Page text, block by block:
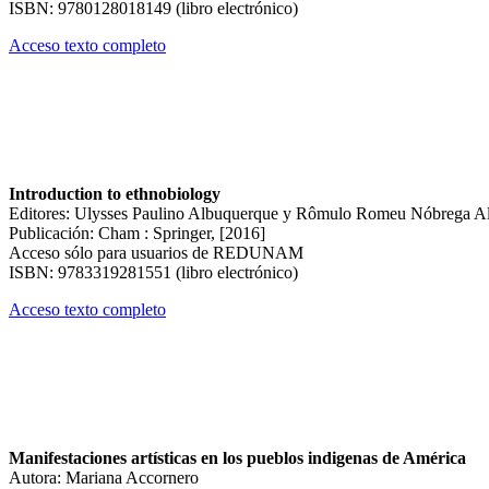
ISBN: 9780128018149 (libro electrónico)
Acceso texto completo
Introduction to ethnobiology
Editores: Ulysses Paulino Albuquerque y Rômulo Romeu Nóbrega
Publicación: Cham : Springer, [2016]
Acceso sólo para usuarios de REDUNAM
ISBN: 9783319281551 (libro electrónico)
Acceso texto completo
Manifestaciones artísticas en los pueblos indigenas de América
Autora: Mariana Accornero